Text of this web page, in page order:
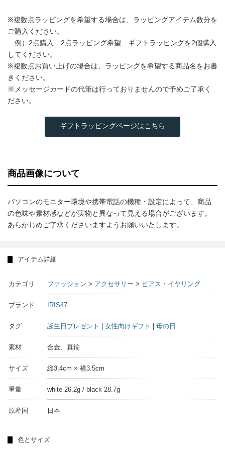
※複数点ラッピングを希望する場合は、ラッピングアイテム数分を
ご購入ください。
例）2点購入 2点ラッピング希望 ギフトラッピングを2個購入
してください。
※複数点お買い上げの場合は、ラッピングを希望する商品名をお書
きください。
※メッセージカードの代筆は行っておりませんので予めご了承く
ださい。
ギフトラッピングページはこちら
商品画像について
パソコンのモニター環境や携帯電話の機種・設定によって、商品
の色味や素材感などが実物と異なって見える場合がございます。
あらかじめご了承くださいますようお願いいたします。
アイテム詳細
カテゴリ ファッション > アクセサリー > ピアス・イヤリング
ブランド IRIS47
タグ 誕生日プレゼント 女性向けギフト 母の日
素材 合金、真鍮
サイズ 縦3.4cm × 横3.5cm
重量 white 26.2g / black 28.7g
原産国 日本
色とサイズ